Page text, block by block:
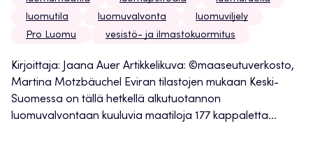
luomutila
luomuvalvonta
luomuviljely
Pro Luomu
vesistö- ja ilmastokuormitus
Kirjoittaja: Jaana Auer Artikkelikuva: ©maaseutuverkosto,
Martina Motzbäuchel Eviran tilastojen mukaan Keski-
Suomessa on tällä hetkellä alkutuotannon
luomuvalvontaan kuuluvia maatiloja 177 kappaletta...